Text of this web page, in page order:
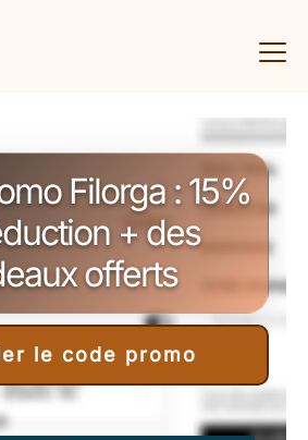
Filorga : 15%
+ des
offerts
le code promo